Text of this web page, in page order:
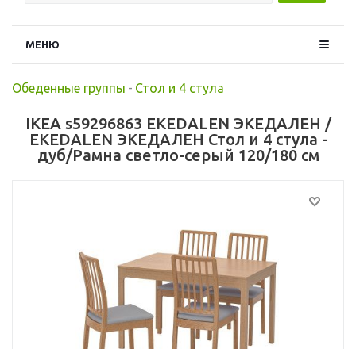
МЕНЮ
Обеденные группы - Стол и 4 стула
IKEA s59296863 EKEDALEN ЭКЕДАЛЕН /
EKEDALEN ЭКЕДАЛЕН Стол и 4 стула -
дуб/Рамна светло-серый 120/180 см